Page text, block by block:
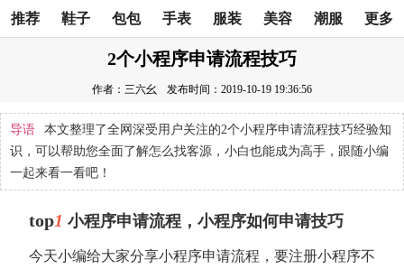
推荐 鞋子 包包 手表 服装 美容 潮服 更多
2个小程序申请流程技巧
作者：三六幺 发布时间：2019-10-19 19:36:56
导语
本文整理了全网深受用户关注的2个小程序申请流程技巧经验知
识，可以帮助您全面了解怎么找客源，小白也能成为高手，跟随小编
一起来看一看吧！
top1 小程序申请流程，小程序如何申请技巧
今天小编给大家分享小程序申请流程，要注册小程序不